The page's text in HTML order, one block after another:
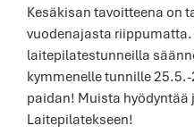
Kesäkisan tavoitteena on
vuodenajasta riippumatta.
laitepilatestunneilla
kymmenelle tunnille
paidan! Muista hyödyntää
Laitepilatekseen!